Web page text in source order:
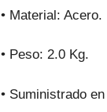
• Material: Acero.
• Peso: 2.0 Kg.
• Suministrado